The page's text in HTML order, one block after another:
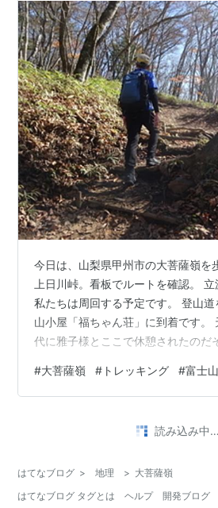
今日は、山梨県甲州市の大菩薩嶺を
上日川峠。看板でルートを確認。 立
私たちは周回する予定です。 登山
山小屋「福ちゃん荘」に到着です。
代に雅子様とここで休憩されたのだ
松ルートは下山で利用する予定。右
がすごい！ 木々の隙間から富士山
スと甲府盆地が一望できます。 左か
士山もこのと…
#大菩薩嶺 # トレッキング #富士山
• 9ヶ月前